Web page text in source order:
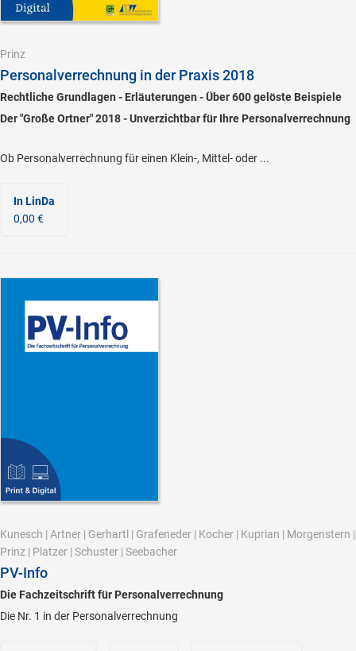
Prinz
Personalverrechnung in der Praxis 2018
Rechtliche Grundlagen - Erläuterungen - Über 600 gelöste Beispiele
Der "Große Ortner" 2018 - Unverzichtbar für Ihre Personalverrechnung
Ob Personalverrechnung für einen Klein-, Mittel- oder ...
In LinDa
0,00 €
Kunesch | Artner | Gerhartl | Grafeneder | Kocher | Kuprian | Morgenstern |
Prinz | Platzer | Schuster | Seebacher
PV-Info
Die Fachzeitschrift für Personalverrechnung
Die Nr. 1 in der Personalverrechnung